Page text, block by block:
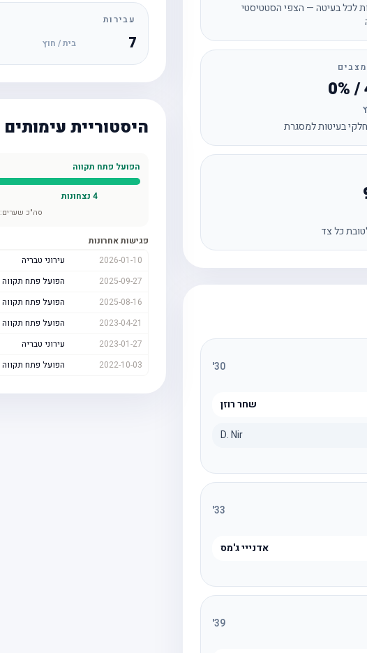
לכל בעיטה — הצפי הסטטיסטי
בעיטות למסגרת
כל צד
30
'
שחר רוזן
D. Nir
33
'
אדנייי ג'מס
39
'
עבירות
7 בית / חוץ
היסטוריית עימותים
הפועל פתח תקווה
4 נצחונות
סה"כ שערים:
פגישות אחרונות
2026-01-10
עירוני טבריה
2025-09-27
הפועל פתח תקווה
2025-08-16
הפועל פתח תקווה
2023-04-21
הפועל פתח תקווה
2023-01-27
עירוני טבריה
2022-10-03
הפועל פתח תקווה